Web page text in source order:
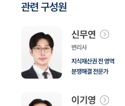
관련 구성원
신무연
변리사
지식재산권 전 영역
분쟁해결 전문가
이기영